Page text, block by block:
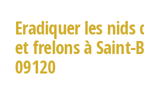
ENGLISH
CONTACT
Eradiquer les nids
et frelons à Saint-
09120